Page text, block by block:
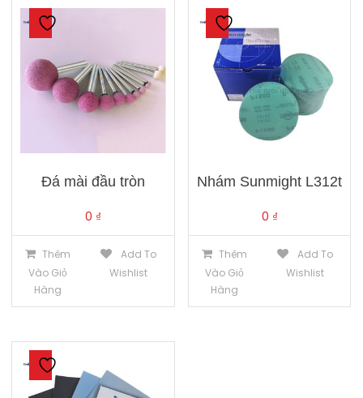
Đá mài đầu tròn
0 ₫
Thêm
Vào Giỏ
Hàng
Add To
Wishlist
Nhám Sunmight L312t
0 ₫
Thêm
Vào Giỏ
Hàng
Add To
Wishlist